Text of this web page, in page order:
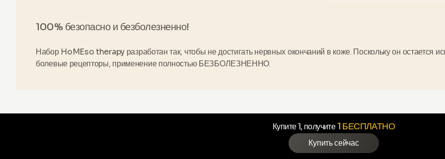
100% безопасно и безболезненно!
Набор HoMEso therapy разработан так, чтобы не достигать нервных окончаний в коже. Поскольку он остается
болевые рецепторы, применение полностьюБЕЗБОЛЕЗНЕННО.
Купите 1, получите1 БЕСПЛАТНО
Купить сейчас